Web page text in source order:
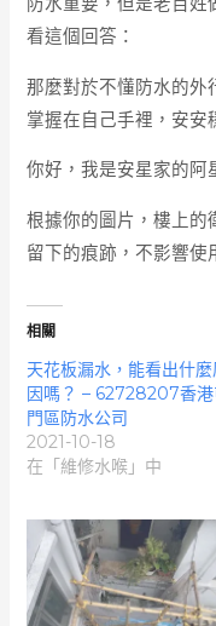
看這個回答：
那麼對於不懂防水的外
掌握在自己手裡，安安
你好，我是安星家的阿
根據你的圖片，樓上的
留下的痕跡，不影響使
相關
天花板漏水，能看出什
因嗎？ – 62728207香
門區防水公司
2021-10-18
在「維修水喉」中